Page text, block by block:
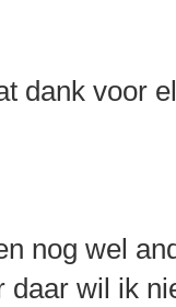
dank voor
nog wel
daar wil ik